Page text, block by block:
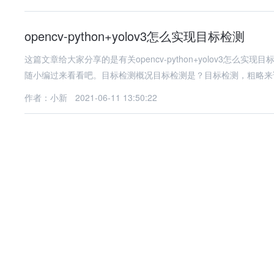
opencv-python+yolov3怎么实现目标检测
这篇文章给大家分享的是有关opencv-python+yolov3怎么实现目
随小编过来看看吧。目标检测概况目标检测是？目标检测，粗略
作者：小新
2021-06-11 13:50:22